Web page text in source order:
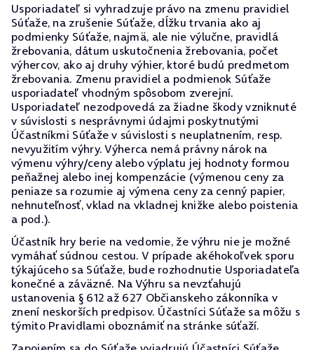
Usporiadateľ si vyhradzuje právo na zmenu pravidiel
Súťaže, na zrušenie Súťaže, dĺžku trvania ako aj
podmienky Súťaže, najmä, ale nie výlučne, pravidlá
žrebovania, dátum uskutočnenia žrebovania, počet
výhercov, ako aj druhy výhier, ktoré budú predmetom
žrebovania. Zmenu pravidiel a podmienok Súťaže
usporiadateľ vhodným spôsobom zverejní.
Usporiadateľ nezodpovedá za žiadne škody vzniknuté
v súvislosti s nesprávnymi údajmi poskytnutými
Účastníkmi Súťaže v súvislosti s neuplatnením, resp.
nevyužitím výhry. Výherca nemá právny nárok na
výmenu výhry/ceny alebo výplatu jej hodnoty formou
peňažnej alebo inej kompenzácie (výmenou ceny za
peniaze sa rozumie aj výmena ceny za cenný papier,
nehnuteľnosť, vklad na vkladnej knižke alebo poistenia
a pod.).
Účastník hry berie na vedomie, že výhru nie je možné
vymáhať súdnou cestou. V prípade akéhokoľvek sporu
týkajúceho sa Súťaže, bude rozhodnutie Usporiadateľa
konečné a záväzné. Na Výhru sa nevzťahujú
ustanovenia § 612 až 627 Občianskeho zákonníka v
znení neskorších predpisov. Účastníci Súťaže sa môžu s
týmito Pravidlami oboznámiť na stránke súťaží.